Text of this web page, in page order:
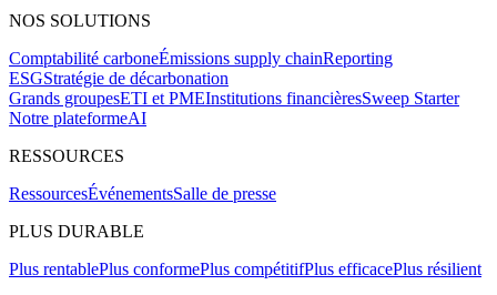
NOS SOLUTIONS
Comptabilité carboneÉmissions supply chainReporting
ESGStratégie de décarbonation
Grands groupesETI et PMEInstitutions financièresSweep Starter
Notre plateformeAI
RESSOURCES
RessourcesÉvénementsSalle de presse
PLUS DURABLE
Plus rentablePlus conformePlus compétitifPlus efficacePlus résilient